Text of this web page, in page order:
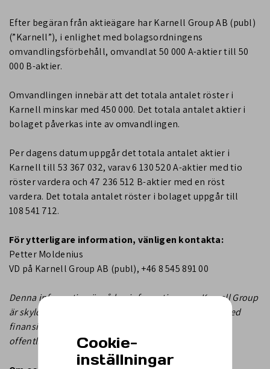
Cookie-
inställningar
Efter begäran från aktieägare har Karnell Group AB (publ)
(”Karnell”), i enlighet med bolagsordningens
omvandlingsförbehåll, omvandlat 50 000 A-aktier till 50
000 B-aktier.
Omvandlingen innebär att det totala antalet röster i
Karnell minskar med 450 000. Det totala antalet aktier i
bolaget påverkas inte av omvandlingen.
Per dagens datum uppgår det totala antalet aktier i
Karnell till 53 367 032, varav 6 130 520 A-aktier med tio
röster vardera och 47 236 512 B-aktier med en röst
vardera. Det totala antalet röster i bolaget uppgår till
108 541 712.
För ytterligare information, vänligen kontakta:
Petter Moldenius
VD på Karnell Group AB (publ), +46 8 545 891 00
Denna information är sådan information som Karnell Group
är skyldigt att offentliggöra enligt lagen om handel med
finansiella instrument. Informationen lämnades för
offentliggörande den 2026-05-29 15:00 CEST.